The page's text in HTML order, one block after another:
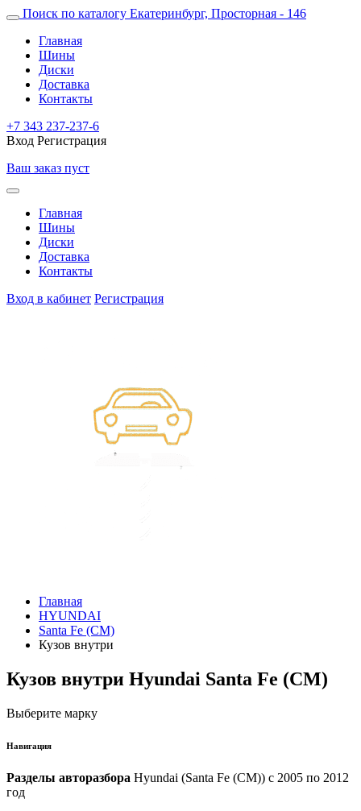
Поиск по каталогу Екатеринбург, Просторная - 146
Главная
Шины
Диски
Доставка
Контакты
+7 343 237-237-6
Вход Регистрация
Ваш заказ пуст
Главная
Шины
Диски
Доставка
Контакты
Вход в кабинет Регистрация
Главная
HYUNDAI
Santa Fe (CM)
Кузов внутри
Кузов внутри Hyundai Santa Fe (CM)
Выберите марку
Навигация
Разделы авторазбора Hyundai (Santa Fe (CM)) с 2005 по 2012
год